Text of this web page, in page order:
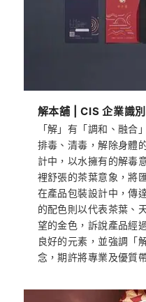
解本舖 | CIS 企業識
「解」有「調和、融合
排毒、清毒，解除身體
計中，以水擁有的解毒
裡舒張的茶葉意象，將
在產品包裝設計中，傳
的配色則以代表茶葉、
望的金色，訴說產品經
良好的元素，並強調「
念，期許將專業及優質